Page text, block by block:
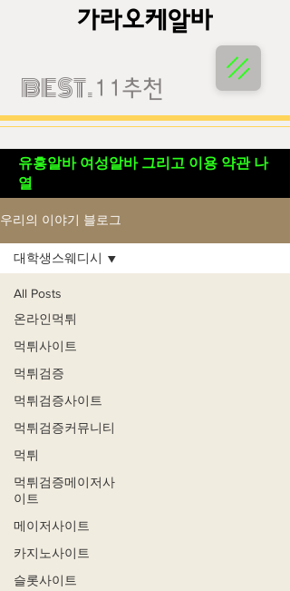
BEST.11추천
가라오케알바
가라오케알바
유흥알바 여성알바 그리고 이용 약관 나
열
우리의 이야기 블로그
All Posts
온라인먹튀
먹튀사이트
먹튀검증
먹튀검증사이트
먹튀검증커뮤니티
먹튀
먹튀검증메이저사
이트
메이저사이트
카지노사이트
슬롯사이트
대학생스웨디시